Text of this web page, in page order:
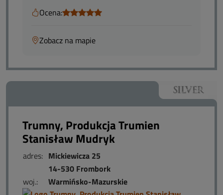
Ocena:
Zobacz na mapie
Trumny, Produkcja Trumien
Stanisław Mudryk
adres: Mickiewicza 25
14-530 Frombork
woj.:
Warmińsko-Mazurskie